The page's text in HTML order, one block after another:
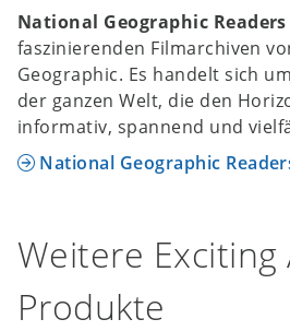
National Geographic Readers
faszinierenden Filmarchiven
Geographic. Es handelt sich
der ganzen Welt, die den
informativ, spannend und
National Geographic
Weitere Exciting
Produkte